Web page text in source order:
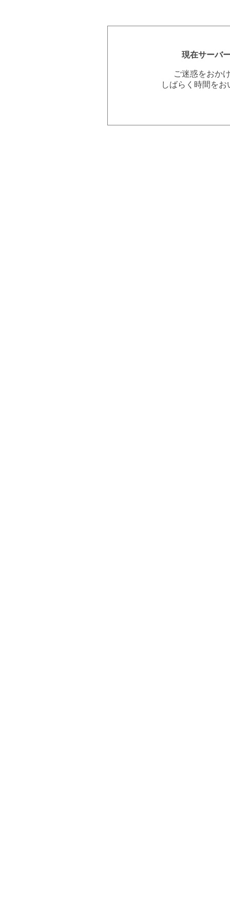
現在サーバ
ご迷惑をおか
しばらく時間を